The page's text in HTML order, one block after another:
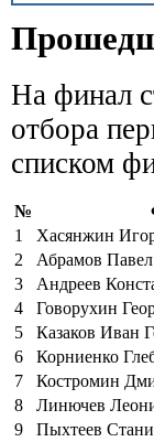
На финал
отбора
списком
№
1
Хасянжин
2
Абрамов
3
Андреев
4
Говорухин
5
Казаков Иван
6
Корниенко
7
Костромин
8
Линючев
9
Пыхтеев